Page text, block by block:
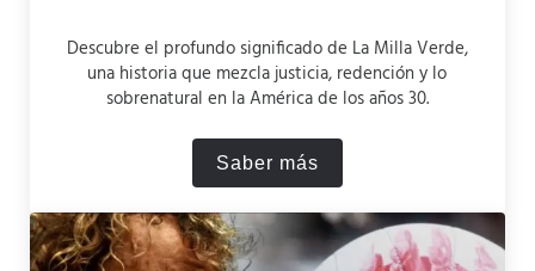
Descubre el profundo significado de La Milla Verde,
una historia que mezcla justicia, redención y lo
sobrenatural en la América de los años 30.
Saber másResumen de la Milla Verde